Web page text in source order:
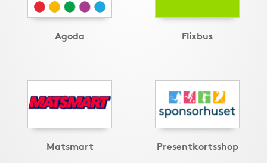
Agoda Flixbus
Matsmart Presentkortsshop